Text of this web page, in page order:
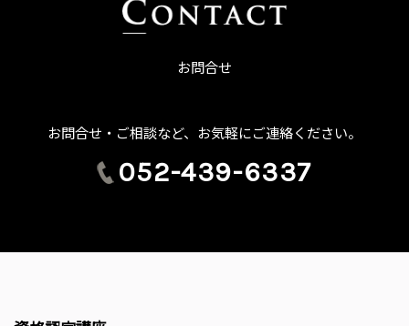
お問合せ
お問合せ・ご相談など、お気軽にご連絡ください。
052-439-6337